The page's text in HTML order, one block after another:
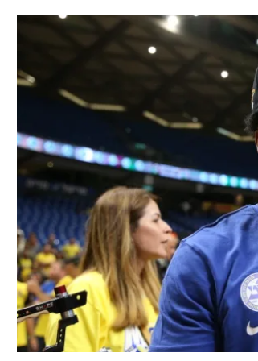
ליגה סינית
ליגה ברזילאית